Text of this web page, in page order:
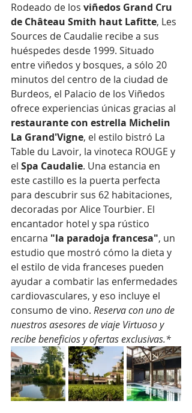
Rodeado de los viñedos Grand Cru
de Château Smith haut Lafitte, Les
Sources de Caudalie recibe a sus
huéspedes desde 1999. Situado
entre viñedos y bosques, a sólo 20
minutos del centro de la ciudad de
Burdeos, el Palacio de los Viñedos
ofrece experiencias únicas gracias al
restaurante con estrella Michelin
La Grand'Vigne, el estilo bistró La
Table du Lavoir, la vinoteca ROUGE y
el Spa Caudalie. Una estancia en
este castillo es la puerta perfecta
para descubrir sus 62 habitaciones,
decoradas por Alice Tourbier. El
encantador hotel y spa rústico
encarna "la paradoja francesa", un
estudio que mostró cómo la dieta y
el estilo de vida franceses pueden
ayudar a combatir las enfermedades
cardiovasculares, y eso incluye el
consumo de vino. Reserva con uno de
nuestros asesores de viaje Virtuoso y
recibe beneficios y ofertas exclusivas.*